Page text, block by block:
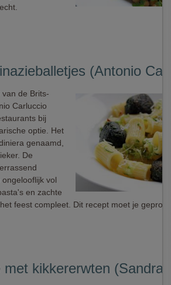
(Antonio
de Brits-
Carluccio
bij
optie. Het
genaamd,
De
vol
en zachte
feest compleet. Dit recept moet je
met kikkererwten (Sandra